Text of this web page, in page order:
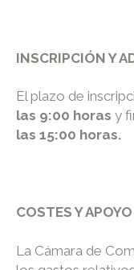
INSCRIPCIÓN Y
El plazo de
las 9:00 horas y
las 15:00 horas.
COSTES Y
La Cámara de